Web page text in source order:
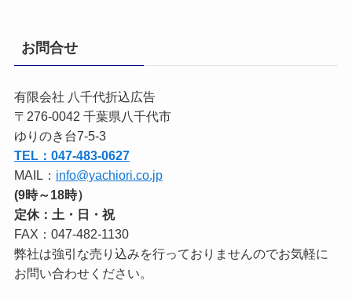
お問合せ
有限会社 八千代折込広告
〒276-0042 千葉県八千代市
ゆりのき台7-5-3
TEL：047-483-0627
MAIL： info@yachiori.co.jp
(9時～18時）
定休：土・日・祝
FAX：047-482-1130
弊社は強引な売り込みを行っておりませんのでお気軽に
お問い合わせください。